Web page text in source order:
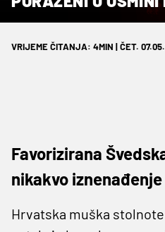
VRIJEME ČITANJA: 4MIN | ČET.
Favorizirana
nikakvo iznenađenje
Hrvatska muška